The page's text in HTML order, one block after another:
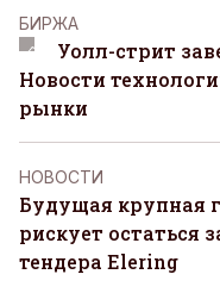
БИРЖА
Уолл-стрит
Новости
рынки
НОВОСТИ
Будущая крупная
рискует остаться
тендера Elering